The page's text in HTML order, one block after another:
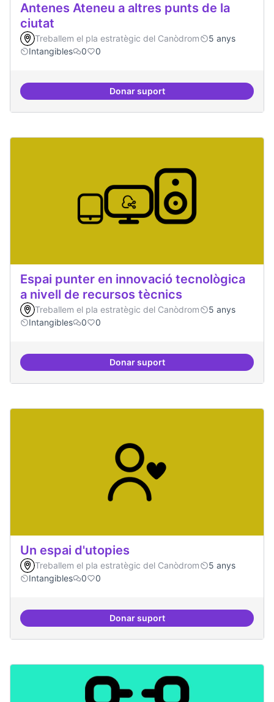
Antenes Ateneu a altres punts de la
ciutat
Treballem el pla estratègic del Canòdrom
5 anys
Intangibles
0 0
Donar suportAntenes Ateneu a altres punts
Espai punter en innovació tecnològica
a nivell de recursos tècnics
Treballem el pla estratègic del Canòdrom
5 anys
Intangibles
0 0
Donar suportEspai punter en innovació
Un espai d'utopies
Treballem el pla estratègic del Canòdrom
5 anys
Intangibles
0 0
Donar suportUn espai d'utopies